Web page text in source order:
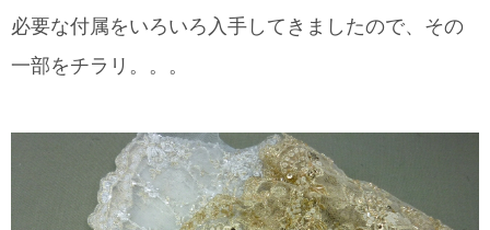
必要な付属をいろいろ入手してきましたので、その
一部をチラリ。。。